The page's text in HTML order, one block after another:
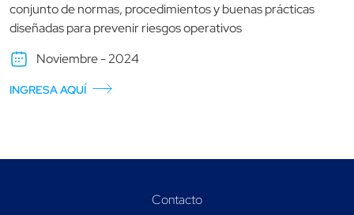
conjunto de normas, procedimientos y buenas prácticas
diseñadas para prevenir riesgos operativos
Noviembre - 2024
INGRESA AQUÍ
Contacto